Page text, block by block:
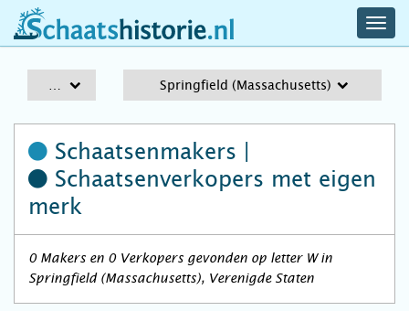
schaatshistorie.nl
Springfield (Massachusetts)
Schaatsenmakers |
Schaatsenverkopers met eigen
merk
0 Makers en 0 Verkopers gevonden op letter W in
Springfield (Massachusetts), Verenigde Staten